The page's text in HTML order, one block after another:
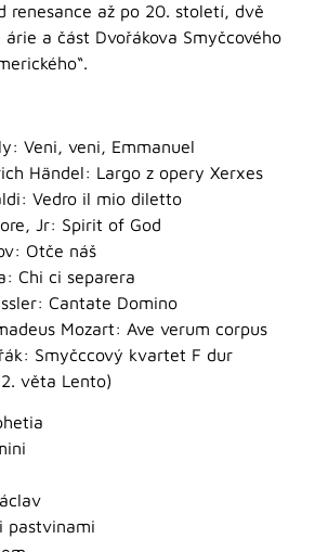
renesance až po 20. století, dvě
árie a část Dvořákova Smyčcového
Veni, veni, Emmanuel
Händel: Largo z opery Xerxes
Vedro il mio diletto
Jr: Spirit of God
Otče náš
Chi ci separera
Cantate Domino
Mozart: Ave verum corpus
Smyčccový kvartet F dur
věta Lento)
pastvinami